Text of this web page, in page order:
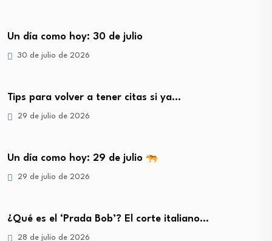
Un día como hoy: 30 de julio
30 de julio de 2026
Tips para volver a tener citas si ya…
29 de julio de 2026
Un día como hoy: 29 de julio
29 de julio de 2026
¿Qué es el ‘Prada Bob’? El corte italiano…
28 de julio de 2026